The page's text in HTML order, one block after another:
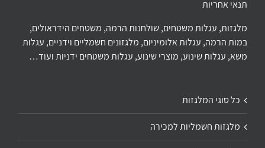
תנאי אחריות
מלגזות, עגלות משטחים, שולחנות הרמה, משטחים הידראולים,
במות הרמה, עגלות אלומיניום, מלגזונים חשמליים וידניים, עגלות
משא, עגלות שינוע, מוצרי שינוע, עגלות משטחים ידניות ועוד…
כל סוגי המלגזות
מלגזות חשמליות למכירה